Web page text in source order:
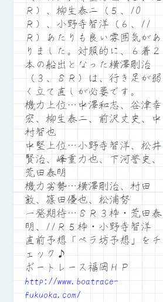
Ｒ）、柳生泰二（５、10
Ｒ）、小野寺智洋（６、11
Ｒ）あたりも良い雰囲気があ
りました。対照的に、６着２
本の船出となった横澤剛治
（３、８Ｒ）は、行き足が弱
く立て直しが必要です。
機力上位…中澤和志、谷津幸
宏、柳生泰二、前沢丈史、中
村智也
中堅上位…小野寺智洋、松井
賢治、峰重力也、下河誉史、
荒田泰明
機力劣勢…横澤剛治、村田
敦、篠田優也、松浦努
一発期待…８Ｒ３枠・荒田泰
明、11Ｒ５枠・小野寺智洋
直前予想「ペラ坊予想」をチ
ェック♪
ボートレース福岡ＨＰ
http://www.boatrace-
fukuoka.com/